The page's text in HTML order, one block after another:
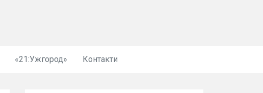
«21:Ужгород» Контакти